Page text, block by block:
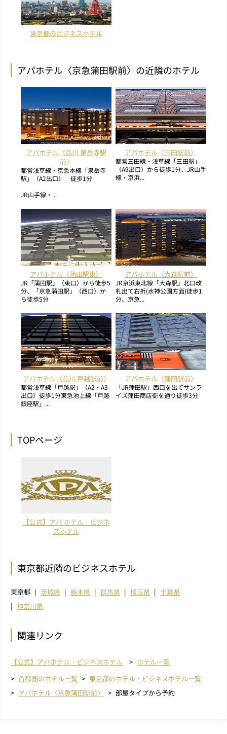
東京都のビジネスホテル
アパホテル〈京急蒲田駅前〉の近隣のホテル
アパホテル〈品川 泉岳寺駅
前〉
都営浅草線・京急本線「泉岳寺
駅」（A2出口） 徒歩1分
JR山手線・...
アパホテル〈三田駅前〉
都営三田線・浅草線「三田駅」
（A9出口）から徒歩1分、JR山手
線・京浜...
アパホテル〈蒲田駅東〉
JR「蒲田駅」（東口）から徒歩5
分、「京急蒲田駅」（西口）か
ら徒歩5分
アパホテル〈大森駅前〉
JR京浜東北線「大森駅」北口改
札出て右折(水神公園方面)徒歩1
分、京急...
アパホテル〈品川 戸越駅前〉
都営浅草線「戸越駅」（A2・A3
出口）徒歩1分東急池上線「戸越
銀座駅」...
アパホテル〈蒲田駅前〉
「JR蒲田駅」西口を出てサンラ
イズ蒲田商店街を通り徒歩3分
TOPページ
【公式】アパ ホテル｜ビジネ
スホテル
東京都近隣のビジネスホテル
東京都 茨城県 栃木県 群馬県 埼玉県
千葉県
神奈川県
関連リンク
【公式】アパホテル｜ビジネスホテル
ホテル一覧
首都圏のホテル一覧
東京都のホテル・ビジネスホテル一覧
アパホテル〈京急蒲田駅前〉
部屋タイプから予約